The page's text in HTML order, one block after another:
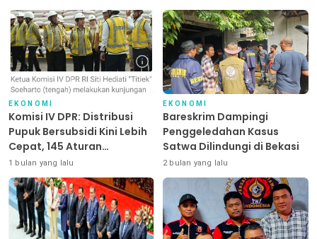
EKONOMI
Komisi IV DPR: Distribusi
Pupuk Bersubsidi Kini Lebih
Cepat, 145 Aturan
Dipangkas
1 bulan yang lalu
EKONOMI
Bareskrim Dampingi
Penggeledahan Kasus
Satwa Dilindungi di Bekasi
2 bulan yang lalu